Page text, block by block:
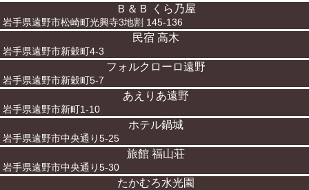
Ｂ＆Ｂ くら乃屋
岩手県遠野市松崎町光興寺3地割 145-136
民宿 高木
岩手県遠野市新穀町4-3
フォルクローロ遠野
岩手県遠野市新穀町5-7
あえりあ遠野
岩手県遠野市新町1-10
ホテル鍋城
岩手県遠野市中央通り5-25
旅館 福山荘
岩手県遠野市中央通り5-30
たかむろ水光園